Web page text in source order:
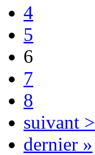
4
5
6
7
8
suivant >
dernier »